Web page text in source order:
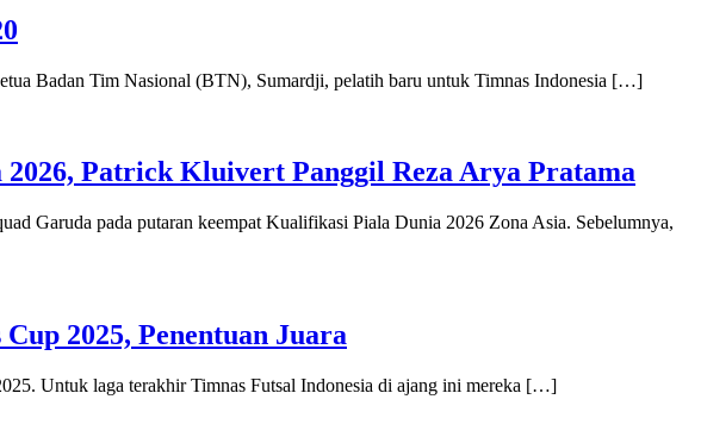
Badan Tim Nasional (BTN), Sumardji, pelatih baru untuk Timnas Indonesia […]
Patrick Kluivert Panggil Reza Arya Pratama
Garuda pada putaran keempat Kualifikasi Piala Dunia 2026 Zona Asia. Sebelumnya,
2025, Penentuan Juara
Untuk laga terakhir Timnas Futsal Indonesia di ajang ini mereka […]